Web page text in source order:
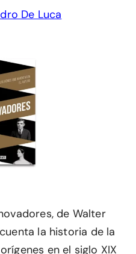
De Luca
de Walter
la historia de la
en el siglo XIX